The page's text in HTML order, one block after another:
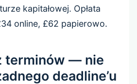
kapitałowej. Opłata
online, £62 papierowo.
terminów — nie
deadline’u